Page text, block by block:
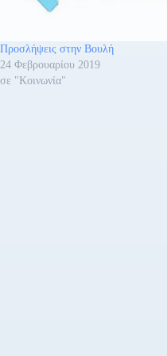
Προσλήψεις στην Βουλή
24 Φεβρουαρίου 2019
σε "Κοινωνία"